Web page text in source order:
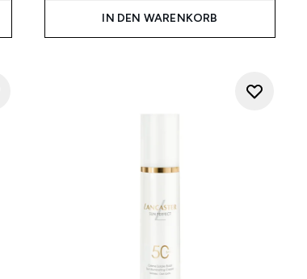
IN DEN WARENKORB